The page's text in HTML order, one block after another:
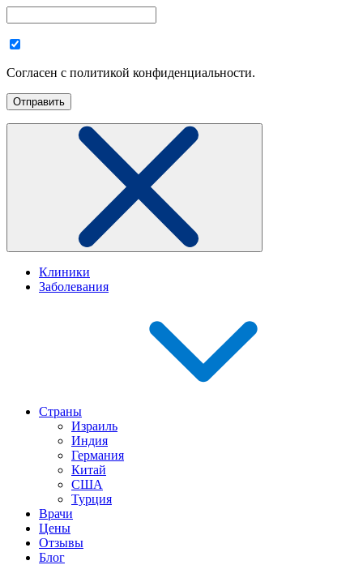
Согласен с политикой конфиденциальности.
Клиники
Заболевания
Страны
Израиль
Индия
Германия
Китай
США
Турция
Врачи
Цены
Отзывы
Блог